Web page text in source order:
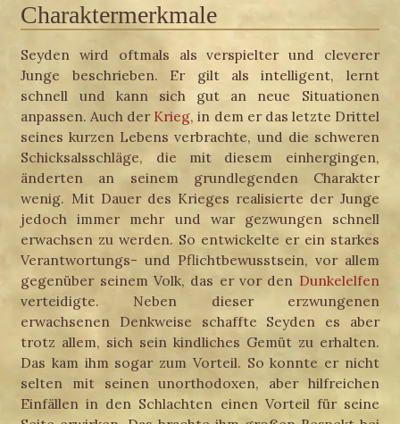
Charaktermerkmale
Seyden wird oftmals als verspielter und cleverer
Junge beschrieben. Er gilt als intelligent, lernt
schnell und kann sich gut an neue Situationen
anpassen. Auch der Krieg, in dem er das letzte Drittel
seines kurzen Lebens verbrachte, und die schweren
Schicksalsschläge, die mit diesem einhergingen,
änderten an seinem grundlegenden Charakter
wenig. Mit Dauer des Krieges realisierte der Junge
jedoch immer mehr und war gezwungen schnell
erwachsen zu werden. So entwickelte er ein starkes
Verantwortungs- und Pflichtbewusstsein, vor allem
gegenüber seinem Volk, das er vor den Dunkelelfen
verteidigte. Neben dieser erzwungenen
erwachsenen Denkweise schaffte Seyden es aber
trotz allem, sich sein kindliches Gemüt zu erhalten.
Das kam ihm sogar zum Vorteil. So konnte er nicht
selten mit seinen unorthodoxen, aber hilfreichen
Einfällen in den Schlachten einen Vorteil für seine